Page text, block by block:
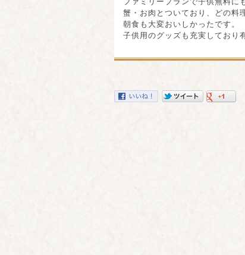
蟹・お肉とついており、どの料
朝食も大変おいしかったです。
子供用のグッズも充実しており